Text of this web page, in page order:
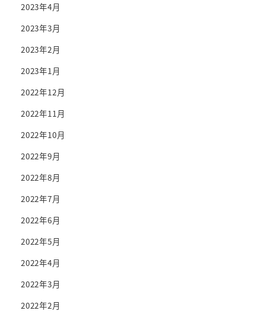
2023年4月
2023年3月
2023年2月
2023年1月
2022年12月
2022年11月
2022年10月
2022年9月
2022年8月
2022年7月
2022年6月
2022年5月
2022年4月
2022年3月
2022年2月